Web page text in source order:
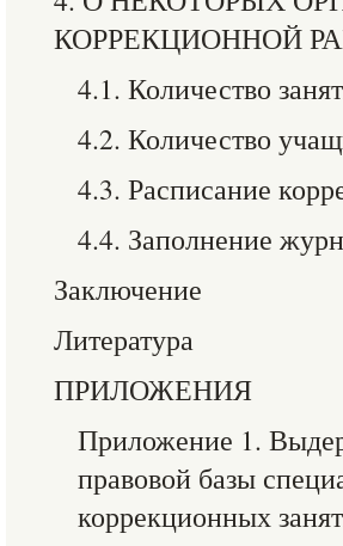
КОРРЕКЦИОННОЙ
4.1. Количество
4.2. Количество
4.3. Расписание
4.4. Заполнение
Заключение
Литература
ПРИЛОЖЕНИЯ
Приложение 1.
правовой базы
коррекционных